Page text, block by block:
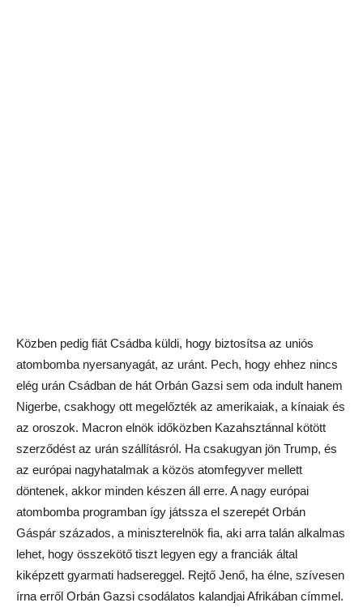
Közben pedig fiát Csádba küldi, hogy biztosítsa az uniós
atombomba nyersanyagát, az uránt. Pech, hogy ehhez nincs
elég urán Csádban de hát Orbán Gazsi sem oda indult hanem
Nigerbe, csakhogy ott megelőzték az amerikaiak, a kínaiak és
az oroszok. Macron elnök időközben Kazahsztánnal kötött
szerződést az urán szállításról. Ha csakugyan jön Trump, és
az európai nagyhatalmak a közös atomfegyver mellett
döntenek, akkor minden készen áll erre. A nagy európai
atombomba programban így játssza el szerepét Orbán
Gáspár százados, a miniszterelnök fia, aki arra talán alkalmas
lehet, hogy összekötő tiszt legyen egy a franciák által
kiképzett gyarmati hadsereggel. Rejtő Jenő, ha élne, szívesen
írna erről Orbán Gazsi csodálatos kalandjai Afrikában címmel.